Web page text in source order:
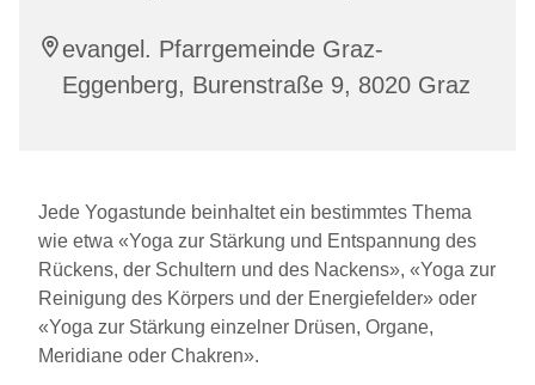
evangel. Pfarrgemeinde Graz-
Eggenberg, Burenstraße 9, 8020 Graz
Jede Yogastunde beinhaltet ein bestimmtes Thema
wie etwa «Yoga zur Stärkung und Entspannung des
Rückens, der Schultern und des Nackens», «Yoga zur
Reinigung des Körpers und der Energiefelder» oder
«Yoga zur Stärkung einzelner Drüsen, Organe,
Meridiane oder Chakren».